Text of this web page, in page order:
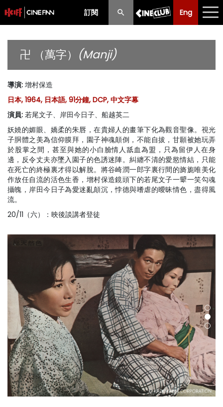
訂閱 Eng
Eng 中文
最新消息
節目
購票須知
優惠計劃
前期節目
卍 （萬字） (Manji)
導演: 增村保造
日本, 1964, 日本語, 91分鐘, DCP, 中文字幕
演員: 若尾文子、岸田今日子、船越英二
妖嬈的媚眼、嬌柔的朱唇，在貴婦人的畫筆下化為觀音聖像。視光
子胴體之美為信仰膜拜，園子神魂顛倒，不能自拔，甘願被她玩弄
於股掌之間，甚至與她的小白臉情人舐血為盟，只為留伊人在身
邊，反令丈夫亦墜入園子的色誘迷陣。糾纏不清的愛慾情結，只能
在死亡的終極裏才得以解脫。將谷崎潤一郎字裏行間的旖旎唯美化
作放任自流的活色生香，增村保造鏡頭下的若尾文子一顰一笑勾魂
攝魄，岸田今日子為愛迷亂顛沉，悖德與嗜虐的曖昧情色，盡得風
流。
20/11（六）：映後談講者登徒